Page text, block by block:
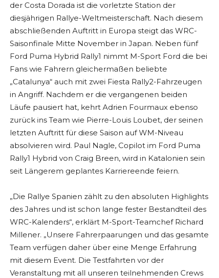
der Costa Dorada ist die vorletzte Station der
diesjährigen Rallye-Weltmeisterschaft. Nach diesem
abschließenden Auftritt in Europa steigt das WRC-
Saisonfinale Mitte November in Japan. Neben fünf
Ford Puma Hybrid Rally1 nimmt M-Sport Ford die bei
Fans wie Fahrern gleichermaßen beliebte
„Catalunya“ auch mit zwei Fiesta Rally2-Fahrzeugen
in Angriff. Nachdem er die vergangenen beiden
Läufe pausiert hat, kehrt Adrien Fourmaux ebenso
zurück ins Team wie Pierre-Louis Loubet, der seinen
letzten Auftritt für diese Saison auf WM-Niveau
absolvieren wird. Paul Nagle, Copilot im Ford Puma
Rally1 Hybrid von Craig Breen, wird in Katalonien sein
seit Längerem geplantes Karriereende feiern.
„Die Rallye Spanien zählt zu den absoluten Highlights
des Jahres und ist schon lange fester Bestandteil des
WRC-Kalenders“, erklärt M-Sport-Teamchef Richard
Millener. „Unsere Fahrerpaarungen und das gesamte
Team verfügen daher über eine Menge Erfahrung
mit diesem Event. Die Testfahrten vor der
Veranstaltung mit all unseren teilnehmenden Crews